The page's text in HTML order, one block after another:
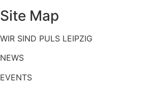
Site Map
WIR SIND PULS LEIPZIG
NEWS
EVENTS